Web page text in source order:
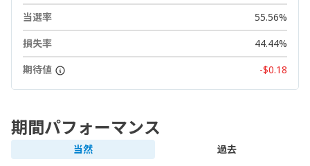
当選率
55.56%
損失率
44.44%
期待値
-$0.18
期間パフォーマンス
当然 過去